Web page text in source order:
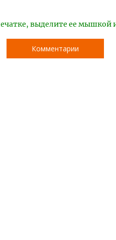
выделите ее мышкой
Комментарии